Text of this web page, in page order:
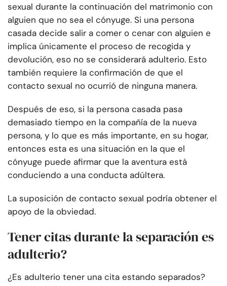
sexual durante la continuación del matrimonio con
alguien que no sea el cónyuge. Si una persona
casada decide salir a comer o cenar con alguien e
implica únicamente el proceso de recogida y
devolución, eso no se considerará adulterio. Esto
también requiere la confirmación de que el
contacto sexual no ocurrió de ninguna manera.
Después de eso, si la persona casada pasa
demasiado tiempo en la compañía de la nueva
persona, y lo que es más importante, en su hogar,
entonces esta es una situación en la que el
cónyuge puede afirmar que la aventura está
conduciendo a una conducta adúltera.
La suposición de contacto sexual podría obtener el
apoyo de la obviedad.
Tener citas durante la separación es
adulterio?
¿Es adulterio tener una cita estando separados?